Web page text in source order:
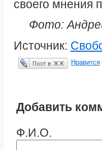
своего мнения
Фото:
Источник:
Опубликовать в ЖЖ Нравится
Добавить
Ф.И.О.